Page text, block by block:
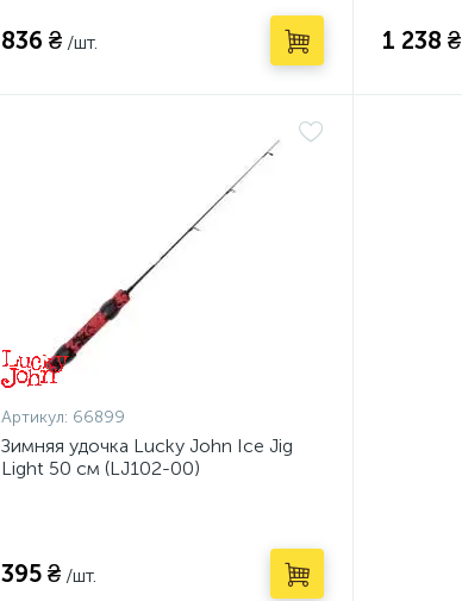
836 ₴ /шт. 1 238 ₴
Артикул: 66899
Зимняя удочка Lucky John Ice Jig
Light 50 см (LJ102-00)
395 ₴ /шт.